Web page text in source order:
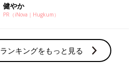
健やか
PR（iNova｜Hugkum）
ランキングをもっと見る